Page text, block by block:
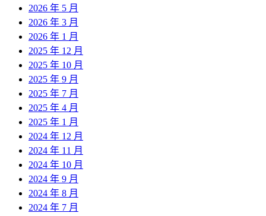
2026 年 5 月
2026 年 3 月
2026 年 1 月
2025 年 12 月
2025 年 10 月
2025 年 9 月
2025 年 7 月
2025 年 4 月
2025 年 1 月
2024 年 12 月
2024 年 11 月
2024 年 10 月
2024 年 9 月
2024 年 8 月
2024 年 7 月